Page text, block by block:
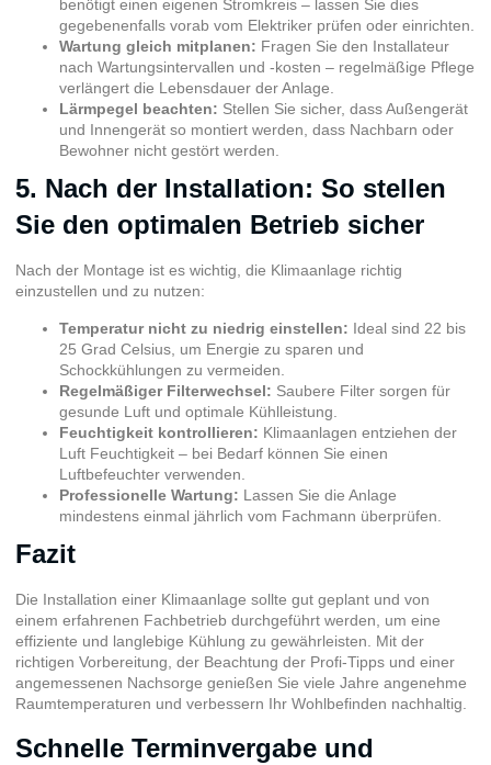
benötigt einen eigenen Stromkreis – lassen Sie dies
gegebenenfalls vorab vom Elektriker prüfen oder einrichten.
Wartung gleich mitplanen: Fragen Sie den Installateur
nach Wartungsintervallen und -kosten – regelmäßige Pflege
verlängert die Lebensdauer der Anlage.
Lärmpegel beachten: Stellen Sie sicher, dass Außengerät
und Innengerät so montiert werden, dass Nachbarn oder
Bewohner nicht gestört werden.
5. Nach der Installation: So stellen
Sie den optimalen Betrieb sicher
Nach der Montage ist es wichtig, die Klimaanlage richtig
einzustellen und zu nutzen:
Temperatur nicht zu niedrig einstellen: Ideal sind 22 bis
25 Grad Celsius, um Energie zu sparen und
Schockkühlungen zu vermeiden.
Regelmäßiger Filterwechsel: Saubere Filter sorgen für
gesunde Luft und optimale Kühlleistung.
Feuchtigkeit kontrollieren: Klimaanlagen entziehen der
Luft Feuchtigkeit – bei Bedarf können Sie einen
Luftbefeuchter verwenden.
Professionelle Wartung: Lassen Sie die Anlage
mindestens einmal jährlich vom Fachmann überprüfen.
Fazit
Die Installation einer Klimaanlage sollte gut geplant und von
einem erfahrenen Fachbetrieb durchgeführt werden, um eine
effiziente und langlebige Kühlung zu gewährleisten. Mit der
richtigen Vorbereitung, der Beachtung der Profi-Tipps und einer
angemessenen Nachsorge genießen Sie viele Jahre angenehme
Raumtemperaturen und verbessern Ihr Wohlbefinden nachhaltig.
Schnelle Terminvergabe und